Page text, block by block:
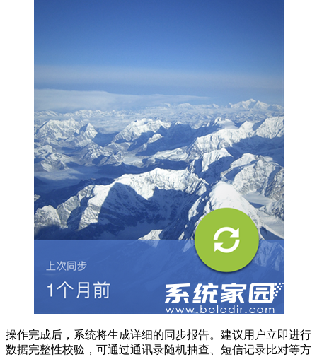
操作完成后，系统将生成详细的同步报告。建议用户立即进行
数据完整性校验，可通过通讯录随机抽查、短信记录比对等方